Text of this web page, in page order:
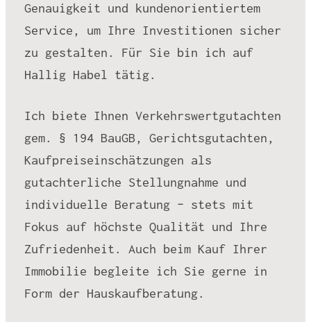
Genauigkeit und kundenorientiertem
Service, um Ihre Investitionen sicher
zu gestalten. Für Sie bin ich auf
Hallig Habel tätig.
Ich biete Ihnen Verkehrswertgutachten
gem. § 194 BauGB, Gerichtsgutachten,
Kaufpreiseinschätzungen als
gutachterliche Stellungnahme und
individuelle Beratung – stets mit
Fokus auf höchste Qualität und Ihre
Zufriedenheit. Auch beim Kauf Ihrer
Immobilie begleite ich Sie gerne in
Form der Hauskaufberatung.